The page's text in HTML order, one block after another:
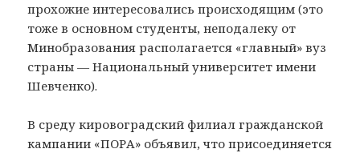
прохожие интересовались происходящим (это
тоже в основном студенты, неподалеку от
Минобразования располагается «главный» вуз
страны — Национальный университет имени
Шевченко).
В среду кировоградский филиал гражданской
кампании «ПОРА» объявил, что присоединяется